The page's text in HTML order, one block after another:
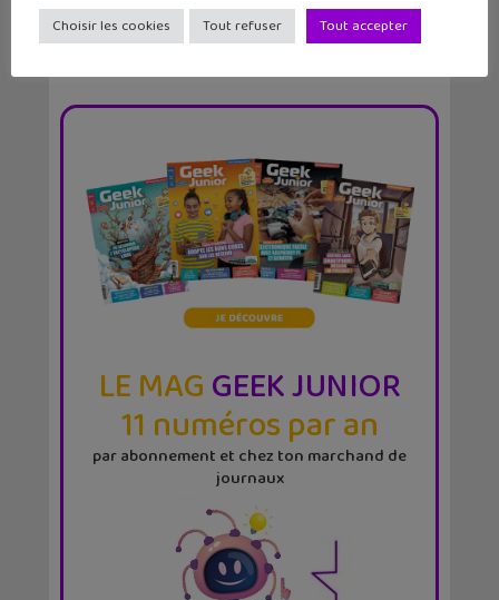
LE MAGGEEK JUNIOR
11 numéros par an
par abonnement et chez ton marchand de
journaux
Choisir les cookies Tout refuser Tout accepter